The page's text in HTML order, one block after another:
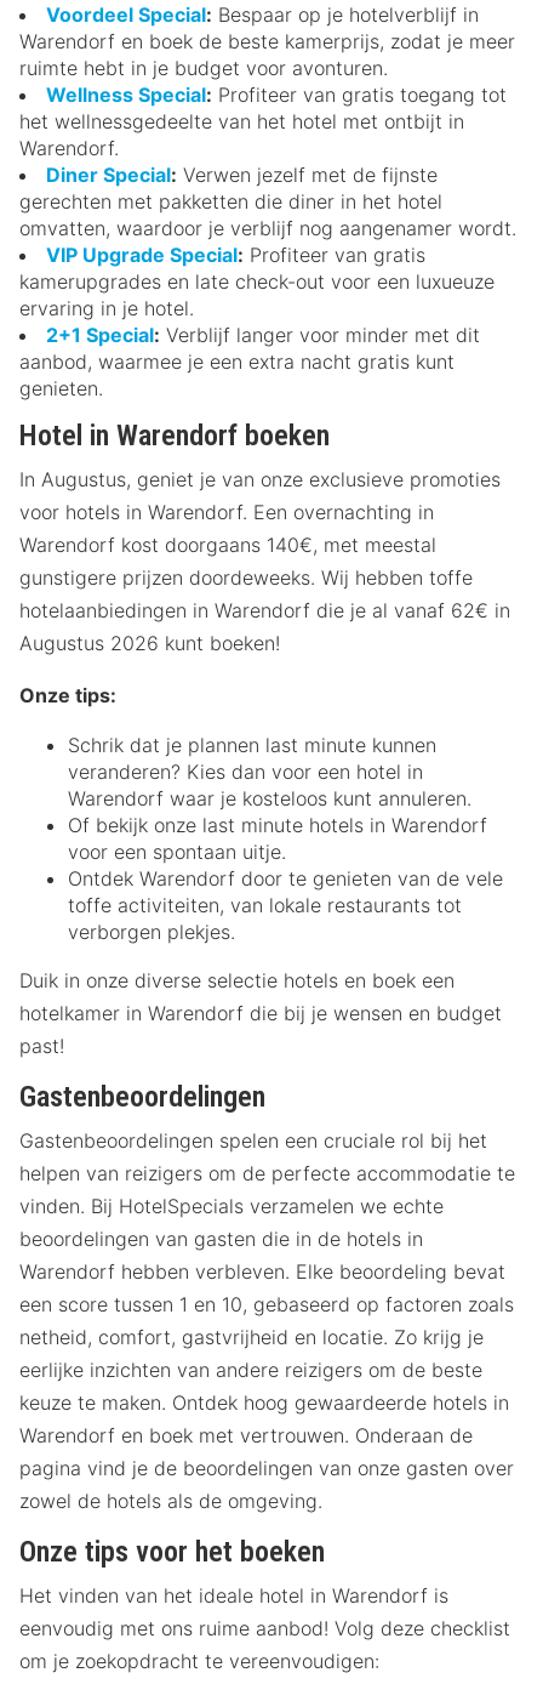
Voordeel Special: Bespaar op je hotelverblijf in
Warendorf en boek de beste kamerprijs, zodat je meer
ruimte hebt in je budget voor avonturen.
Wellness Special: Profiteer van gratis toegang tot
het wellnessgedeelte van het hotel met ontbijt in
Warendorf.
Diner Special: Verwen jezelf met de fijnste
gerechten met pakketten die diner in het hotel
omvatten, waardoor je verblijf nog aangenamer wordt.
VIP Upgrade Special: Profiteer van gratis
kamerupgrades en late check-out voor een luxueuze
ervaring in je hotel.
2+1 Special: Verblijf langer voor minder met dit
aanbod, waarmee je een extra nacht gratis kunt
genieten.
Hotel in Warendorf boeken
In Augustus, geniet je van onze exclusieve promoties
voor hotels in Warendorf. Een overnachting in
Warendorf kost doorgaans 140€, met meestal
gunstigere prijzen doordeweeks. Wij hebben toffe
hotelaanbiedingen in Warendorf die je al vanaf 62€ in
Augustus 2026 kunt boeken!
Onze tips:
Schrik dat je plannen last minute kunnen
veranderen? Kies dan voor een hotel in
Warendorf waar je kosteloos kunt annuleren.
Of bekijk onze last minute hotels in Warendorf
voor een spontaan uitje.
Ontdek Warendorf door te genieten van de vele
toffe activiteiten, van lokale restaurants tot
verborgen plekjes.
Duik in onze diverse selectie hotels en boek een
hotelkamer in Warendorf die bij je wensen en budget
past!
Gastenbeoordelingen
Gastenbeoordelingen spelen een cruciale rol bij het
helpen van reizigers om de perfecte accommodatie te
vinden. Bij HotelSpecials verzamelen we echte
beoordelingen van gasten die in de hotels in
Warendorf hebben verbleven. Elke beoordeling bevat
een score tussen 1 en 10, gebaseerd op factoren zoals
netheid, comfort, gastvrijheid en locatie. Zo krijg je
eerlijke inzichten van andere reizigers om de beste
keuze te maken. Ontdek hoog gewaardeerde hotels in
Warendorf en boek met vertrouwen. Onderaan de
pagina vind je de beoordelingen van onze gasten over
zowel de hotels als de omgeving.
Onze tips voor het boeken
Het vinden van het ideale hotel in Warendorf is
eenvoudig met ons ruime aanbod! Volg deze checklist
om je zoekopdracht te vereenvoudigen: